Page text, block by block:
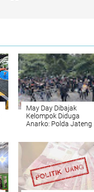
May Day Dibajak
Kelompok Diduga
Anarko: Polda Jateng